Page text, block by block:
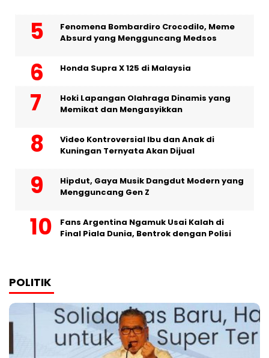
Fenomena Bombardiro Crocodilo, Meme
Absurd yang Mengguncang Medsos
Honda Supra X 125 di Malaysia
Hoki Lapangan Olahraga Dinamis yang
Memikat dan Mengasyikkan
Video Kontroversial Ibu dan Anak di
Kuningan Ternyata Akan Dijual
Hipdut, Gaya Musik Dangdut Modern yang
Mengguncang Gen Z
Fans Argentina Ngamuk Usai Kalah di
Final Piala Dunia, Bentrok dengan Polisi
POLITIK